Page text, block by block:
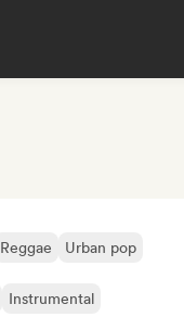
Reggae Urban pop
Instrumental